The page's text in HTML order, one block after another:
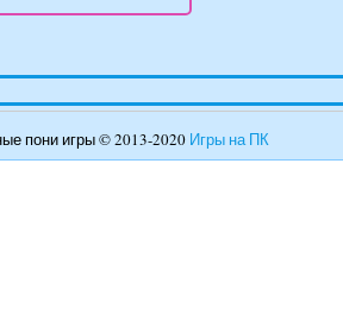
пони игры © 2013-2020 Игры на ПК